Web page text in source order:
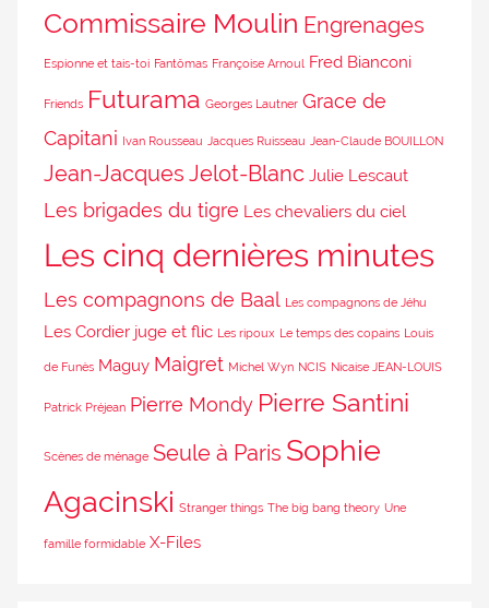
Commissaire Moulin Engrenages
Espionne et tais-toi Fantômas Françoise Arnoul Fred Bianconi
Friends Futurama Georges Lautner Grace de
Capitani
Ivan Rousseau Jacques Ruisseau Jean-Claude BOUILLON
Jean-Jacques Jelot-Blanc Julie Lescaut
Les brigades du tigre Les chevaliers du ciel
Les cinq dernières minutes
Les compagnons de Baal Les compagnons de Jéhu
Les Cordier juge et flic Les ripoux Le temps des copains Louis
de Funès Maguy Maigret Michel Wyn NCIS Nicaise JEAN-LOUIS
Patrick Préjean Pierre Mondy Pierre Santini
Scènes de ménage Seule à Paris Sophie
Agacinski Stranger things The big bang theory Une
famille formidable X-Files